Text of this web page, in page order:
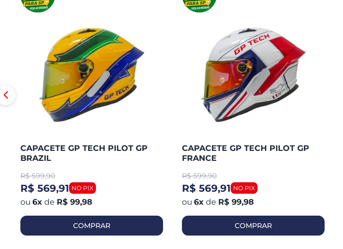
CAPACETE GP TECH PILOT GP
BRAZIL
R$ 599,90
R$ 569,91
6x de R$ 99,98
COMPRAR
CAPACETE GP TECH PILOT GP
FRANCE
R$ 599,90
R$ 569,91
6x de R$ 99,98
COMPRAR